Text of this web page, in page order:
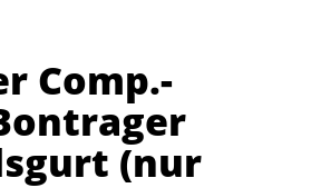
Comp.-
(nur